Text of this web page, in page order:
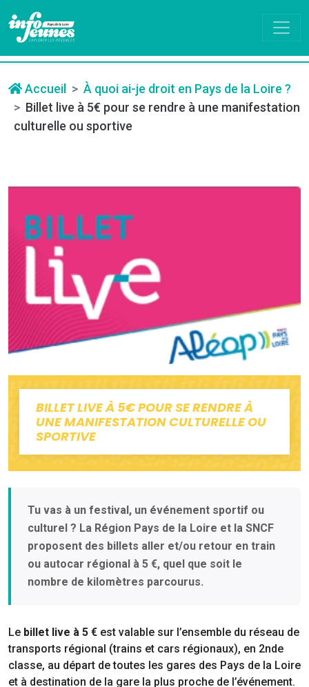
Accueil
À quoi ai-je droit en Pays de la Loire ?
Billet live à 5€ pour se rendre à une manifestation
culturelle ou sportive
BILLET LIVE À 5€ POUR SE RENDRE À
UNE MANIFESTATION CULTURELLE OU
SPORTIVE
Tu vas à un festival, un événement sportif ou
culturel ? La Région Pays de la Loire et la SNCF
proposent des billets aller et/ou retour en train
ou autocar régional à 5 €, quel que soit le
nombre de kilomètres parcourus.
Le billet live à 5 € est valable sur l’ensemble du réseau de
transports régional (trains et cars régionaux), en 2nde
classe, au départ de toutes les gares des Pays de la Loire
et à destination de la gare la plus proche de l’événement.